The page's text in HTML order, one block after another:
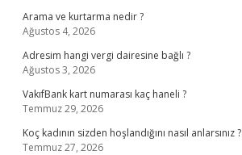
Arama ve kurtarma nedir ?
Ağustos 4, 2026
Adresim hangi vergi dairesine bağlı ?
Ağustos 3, 2026
VakıfBank kart numarası kaç haneli ?
Temmuz 29, 2026
Koç kadının sizden hoşlandığını nasıl anlarsınız ?
Temmuz 27, 2026